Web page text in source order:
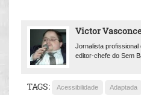
Victor
Jornalista profissional
editor-chefe do Sem
TAGS: Acessibilidade Adaptada